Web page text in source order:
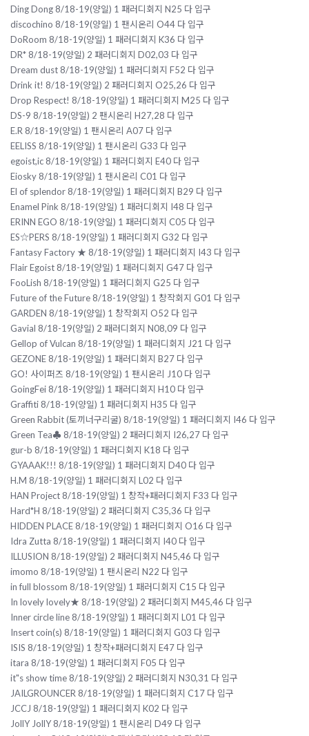
Ding Dong 8/18-19(양일) 1 패러디회지 N25 다 입구
discochino 8/18-19(양일) 1 팬시온리 O44 다 입구
DoRoom 8/18-19(양일) 1 패러디회지 K36 다 입구
DR* 8/18-19(양일) 2 패러디회지 D02,03 다 입구
Dream dust 8/18-19(양일) 1 패러디회지 F52 다 입구
Drink it! 8/18-19(양일) 2 패러디회지 O25,26 다 입구
Drop Respect! 8/18-19(양일) 1 패러디회지 M25 다 입구
DS-9 8/18-19(양일) 2 팬시온리 H27,28 다 입구
E.R 8/18-19(양일) 1 팬시온리 A07 다 입구
EELISS 8/18-19(양일) 1 팬시온리 G33 다 입구
egoist,ic 8/18-19(양일) 1 패러디회지 E40 다 입구
Eiosky 8/18-19(양일) 1 팬시온리 C01 다 입구
El of splendor 8/18-19(양일) 1 패러디회지 B29 다 입구
Enamel Pink 8/18-19(양일) 1 패러디회지 I48 다 입구
ERINN EGO 8/18-19(양일) 1 패러디회지 C05 다 입구
ES☆PERS 8/18-19(양일) 1 패러디회지 G32 다 입구
Fantasy Factory ★ 8/18-19(양일) 1 패러디회지 I43 다 입구
Flair Egoist 8/18-19(양일) 1 패러디회지 G47 다 입구
FooLish 8/18-19(양일) 1 패러디회지 G25 다 입구
Future of the Future 8/18-19(양일) 1 창작회지 G01 다 입구
GARDEN 8/18-19(양일) 1 창작회지 O52 다 입구
Gavial 8/18-19(양일) 2 패러디회지 N08,09 다 입구
Gellop of Vulcan 8/18-19(양일) 1 패러디회지 J21 다 입구
GEZONE 8/18-19(양일) 1 패러디회지 B27 다 입구
GO! 사이퍼즈 8/18-19(양일) 1 팬시온리 J10 다 입구
GoingFei 8/18-19(양일) 1 패러디회지 H10 다 입구
Graffiti 8/18-19(양일) 1 패러디회지 H35 다 입구
Green Rabbit (토끼너구리굴) 8/18-19(양일) 1 패러디회지 I46 다 입구
Green Tea♣ 8/18-19(양일) 2 패러디회지 I26,27 다 입구
gur-b 8/18-19(양일) 1 패러디회지 K18 다 입구
GYAAAK!!! 8/18-19(양일) 1 패러디회지 D40 다 입구
H.M 8/18-19(양일) 1 패러디회지 L02 다 입구
HAN Project 8/18-19(양일) 1 창작+패러디회지 F33 다 입구
Hard*H 8/18-19(양일) 2 패러디회지 C35,36 다 입구
HIDDEN PLACE 8/18-19(양일) 1 패러디회지 O16 다 입구
Idra Zutta 8/18-19(양일) 1 패러디회지 I40 다 입구
ILLUSION 8/18-19(양일) 2 패러디회지 N45,46 다 입구
imomo 8/18-19(양일) 1 팬시온리 N22 다 입구
in full blossom 8/18-19(양일) 1 패러디회지 C15 다 입구
In lovely lovely★ 8/18-19(양일) 2 패러디회지 M45,46 다 입구
Inner circle line 8/18-19(양일) 1 패러디회지 L01 다 입구
Insert coin(s) 8/18-19(양일) 1 패러디회지 G03 다 입구
ISIS 8/18-19(양일) 1 창작+패러디회지 E47 다 입구
itara 8/18-19(양일) 1 패러디회지 F05 다 입구
it"s show time 8/18-19(양일) 2 패러디회지 N30,31 다 입구
JAILGROUNCER 8/18-19(양일) 1 패러디회지 C17 다 입구
JCCJ 8/18-19(양일) 1 패러디회지 K02 다 입구
JollY JollY 8/18-19(양일) 1 팬시온리 D49 다 입구